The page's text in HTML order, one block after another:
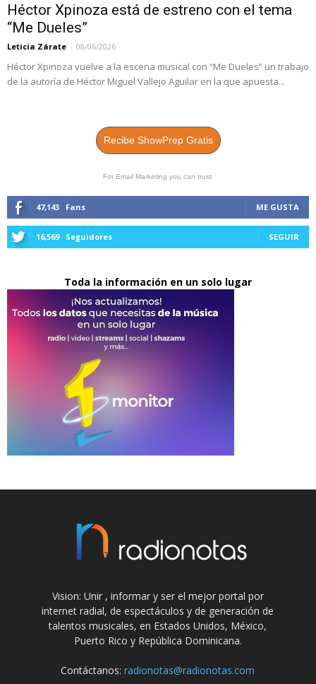
Héctor Xpinoza está de estreno con el tema
“Me Dueles”
Leticia Zárate - 08/06/2026
Héctor Xpinoza vuelve a la escena musical con “Me Dueles” un trabajo
de la autoría de Héctor Miguel Vallejo Aguilar en la que apuesta...
Recibe ShowPrep Gratis
For Email Marketing you can trust.
47,143 Fans ME GUSTA
16,569 Seguidores SEGUIR
Toda la información en un solo lugar
Vision: Unir , informar y ser el mejor portal por
internet radial, de espectáculos y de generación de
talentos musicales, en Estados Unidos, México,
Puerto Rico y República Dominicana.
Contáctanos:radionotas@radionotas.com